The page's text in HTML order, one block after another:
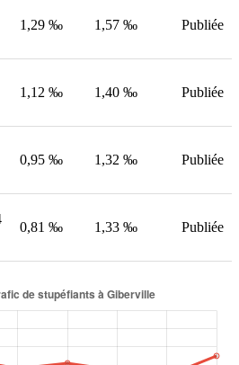
1,29 ‰ 1,57 ‰ Publiée
1,12 ‰ 1,40 ‰ Publiée
0,95 ‰ 1,32 ‰ Publiée
0,81 ‰ 1,33 ‰ Publiée